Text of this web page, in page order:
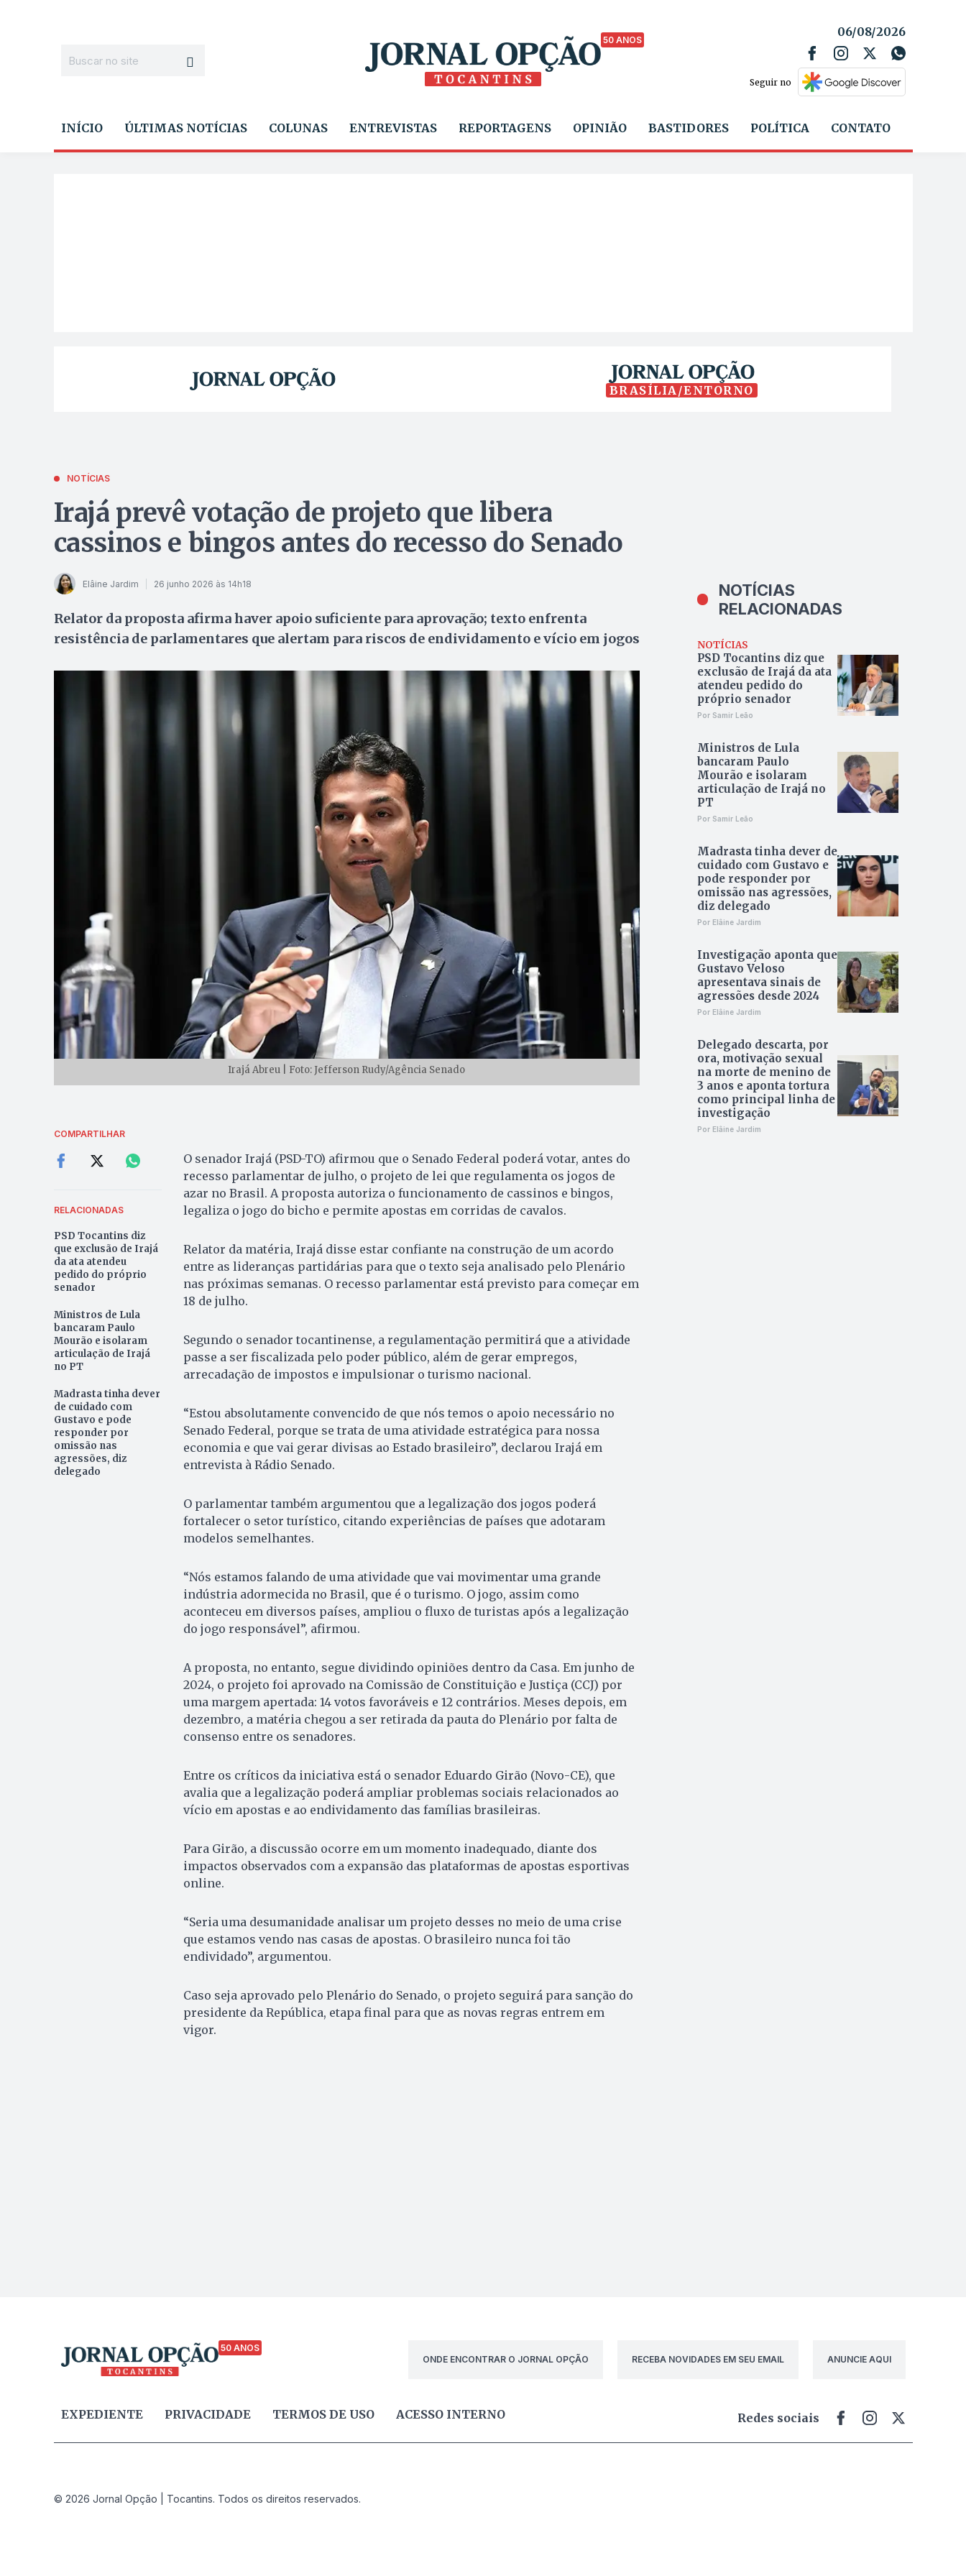
50 ANOS
06/08/2026
Seguir no
INÍCIO ÚLTIMAS NOTÍCIAS COLUNAS ENTREVISTAS REPORTAGENS OPINIÃO BASTIDORES POLÍTICA CONTATO
BRASÍLIA/ENTORNO
NOTÍCIAS
Irajá prevê votação de projeto que libera
cassinos e bingos antes do recesso do Senado
Elâine Jardim 26 junho 2026 às 14h18
Relator da proposta afirma haver apoio suficiente para aprovação; texto enfrenta
resistência de parlamentares que alertam para riscos de endividamento e vício em jogos
Irajá Abreu | Foto: Jefferson Rudy/Agência Senado
COMPARTILHAR
RELACIONADAS
PSD Tocantins diz
que exclusão de Irajá
da ata atendeu
pedido do próprio
senador
Ministros de Lula
bancaram Paulo
Mourão e isolaram
articulação de Irajá
no PT
Madrasta tinha dever
de cuidado com
Gustavo e pode
responder por
omissão nas
agressões, diz
delegado
O senador Irajá (PSD-TO) afirmou que o Senado Federal poderá votar, antes do
recesso parlamentar de julho, o projeto de lei que regulamenta os jogos de
azar no Brasil. A proposta autoriza o funcionamento de cassinos e bingos,
legaliza o jogo do bicho e permite apostas em corridas de cavalos.
Relator da matéria, Irajá disse estar confiante na construção de um acordo
entre as lideranças partidárias para que o texto seja analisado pelo Plenário
nas próximas semanas. O recesso parlamentar está previsto para começar em
18 de julho.
Segundo o senador tocantinense, a regulamentação permitirá que a atividade
passe a ser fiscalizada pelo poder público, além de gerar empregos,
arrecadação de impostos e impulsionar o turismo nacional.
“Estou absolutamente convencido de que nós temos o apoio necessário no
Senado Federal, porque se trata de uma atividade estratégica para nossa
economia e que vai gerar divisas ao Estado brasileiro”, declarou Irajá em
entrevista à Rádio Senado.
O parlamentar também argumentou que a legalização dos jogos poderá
fortalecer o setor turístico, citando experiências de países que adotaram
modelos semelhantes.
“Nós estamos falando de uma atividade que vai movimentar uma grande
indústria adormecida no Brasil, que é o turismo. O jogo, assim como
aconteceu em diversos países, ampliou o fluxo de turistas após a legalização
do jogo responsável”, afirmou.
A proposta, no entanto, segue dividindo opiniões dentro da Casa. Em junho de
2024, o projeto foi aprovado na Comissão de Constituição e Justiça (CCJ) por
uma margem apertada: 14 votos favoráveis e 12 contrários. Meses depois, em
dezembro, a matéria chegou a ser retirada da pauta do Plenário por falta de
consenso entre os senadores.
Entre os críticos da iniciativa está o senador Eduardo Girão (Novo-CE), que
avalia que a legalização poderá ampliar problemas sociais relacionados ao
vício em apostas e ao endividamento das famílias brasileiras.
Para Girão, a discussão ocorre em um momento inadequado, diante dos
impactos observados com a expansão das plataformas de apostas esportivas
online.
“Seria uma desumanidade analisar um projeto desses no meio de uma crise
que estamos vendo nas casas de apostas. O brasileiro nunca foi tão
endividado”, argumentou.
Caso seja aprovado pelo Plenário do Senado, o projeto seguirá para sanção do
presidente da República, etapa final para que as novas regras entrem em
vigor.
NOTÍCIAS
RELACIONADAS
NOTÍCIAS
PSD Tocantins diz que
exclusão de Irajá da ata
atendeu pedido do
próprio senador
Por Samir Leão
Ministros de Lula
bancaram Paulo
Mourão e isolaram
articulação de Irajá no
PT
Por Samir Leão
Madrasta tinha dever de
cuidado com Gustavo e
pode responder por
omissão nas agressões,
diz delegado
Por Elâine Jardim
Investigação aponta que
Gustavo Veloso
apresentava sinais de
agressões desde 2024
Por Elâine Jardim
Delegado descarta, por
ora, motivação sexual
na morte de menino de
3 anos e aponta tortura
como principal linha de
investigação
Por Elâine Jardim
50 ANOS
ONDE ENCONTRAR O JORNAL OPÇÃO
RECEBA NOVIDADES EM SEU EMAIL ANUNCIE AQUI
EXPEDIENTE PRIVACIDADE TERMOS DE USO ACESSO INTERNO Redes sociais
© 2026 Jornal Opção | Tocantins. Todos os direitos reservados.